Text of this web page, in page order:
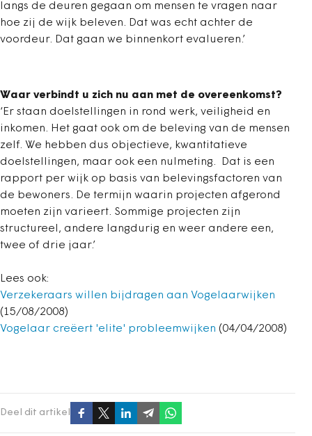
langs de deuren gegaan om mensen te vragen naar
hoe zij de wijk beleven. Dat was echt achter de
voordeur. Dat gaan we binnenkort evalueren.’
Waar verbindt u zich nu aan met de overeenkomst?
‘Er staan doelstellingen in rond werk, veiligheid en
inkomen. Het gaat ook om de beleving van de mensen
zelf. We hebben dus objectieve, kwantitatieve
doelstellingen, maar ook een nulmeting. Dat is een
rapport per wijk op basis van belevingsfactoren van
de bewoners. De termijn waarin projecten afgerond
moeten zijn varieert. Sommige projecten zijn
structureel, andere langdurig en weer andere een,
twee of drie jaar.’
Lees ook:
Verzekeraars willen bijdragen aan Vogelaarwijken
(15/08/2008)
Vogelaar creëert 'elite' probleemwijken (04/04/2008)
Deel dit artikel